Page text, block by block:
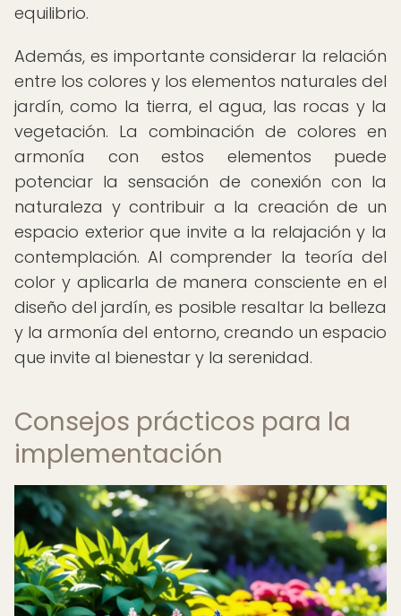
equilibrio.
Además, es importante considerar la relación
entre los colores y los elementos naturales del
jardín, como la tierra, el agua, las rocas y la
vegetación. La combinación de colores en
armonía con estos elementos puede
potenciar la sensación de conexión con la
naturaleza y contribuir a la creación de un
espacio exterior que invite a la relajación y la
contemplación. Al comprender la teoría del
color y aplicarla de manera consciente en el
diseño del jardín, es posible resaltar la belleza
y la armonía del entorno, creando un espacio
que invite al bienestar y la serenidad.
Consejos prácticos para la
implementación